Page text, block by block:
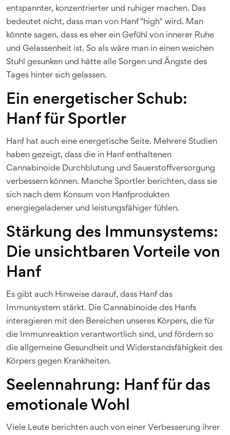
entspannter, konzentrierter und ruhiger machen. Das
bedeutet nicht, dass man von Hanf "high" wird. Man
könnte sagen, dass es eher ein Gefühl von innerer Ruhe
und Gelassenheit ist. So als wäre man in einen weichen
Stuhl gesunken und hätte alle Sorgen und Ängste des
Tages hinter sich gelassen.
Ein energetischer Schub:
Hanf für Sportler
Hanf hat auch eine energetische Seite. Mehrere Studien
haben gezeigt, dass die in Hanf enthaltenen
Cannabinoide Durchblutung und Sauerstoffversorgung
verbessern können. Manche Sportler berichten, dass sie
sich nach dem Konsum von Hanfprodukten
energiegeladener und leistungsfähiger fühlen.
Stärkung des Immunsystems:
Die unsichtbaren Vorteile von
Hanf
Es gibt auch Hinweise darauf, dass Hanf das
Immunsystem stärkt. Die Cannabinoide des Hanfs
interagieren mit den Bereichen unseres Körpers, die für
die Immunreaktion verantwortlich sind, und fördern so
die allgemeine Gesundheit und Widerstandsfähigkeit des
Körpers gegen Krankheiten.
Seelennahrung: Hanf für das
emotionale Wohl
Viele Leute berichten auch von einer Verbesserung ihrer